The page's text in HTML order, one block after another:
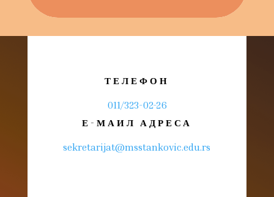
ТЕЛЕФОН
011/323-02-26
Е-МАИЛ АДРЕСА
sekretarijat@msstankovic.edu.rs